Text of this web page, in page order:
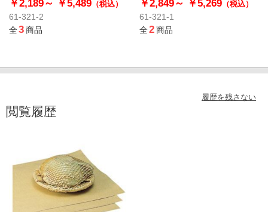
￥2,189～ ￥5,489 （税込）
61-321-2
全3商品
￥2,849～ ￥5,269（税込）
61-321-1
全2商品
履歴を残さない
閲覧履歴